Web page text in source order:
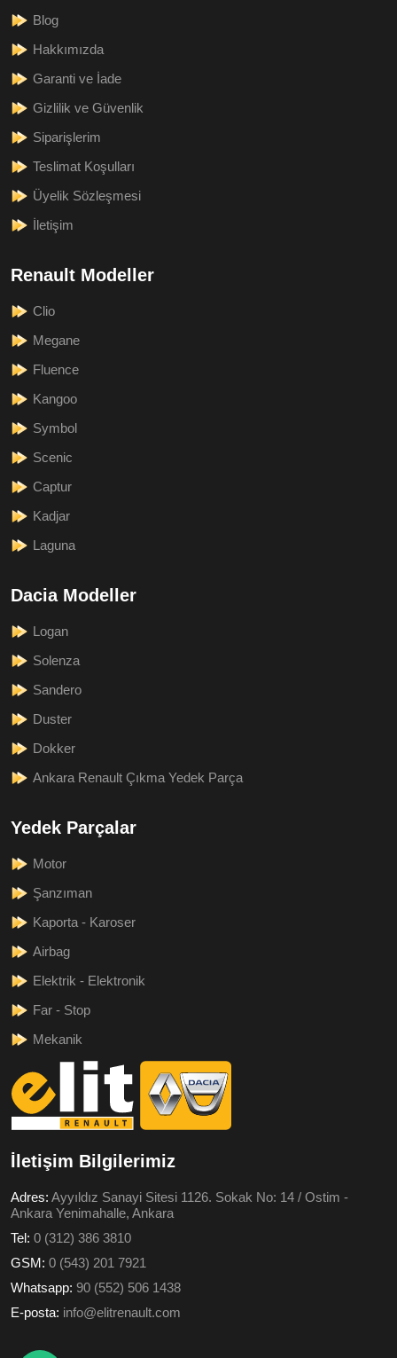
Blog
Hakkımızda
Garanti ve İade
Gizlilik ve Güvenlik
Siparişlerim
Teslimat Koşulları
Üyelik Sözleşmesi
İletişim
Renault Modeller
Clio
Megane
Fluence
Kangoo
Symbol
Scenic
Captur
Kadjar
Laguna
Dacia Modeller
Logan
Solenza
Sandero
Duster
Dokker
Ankara Renault Çıkma Yedek Parça
Yedek Parçalar
Motor
Şanzıman
Kaporta - Karoser
Airbag
Elektrik - Elektronik
Far - Stop
Mekanik
İletişim Bilgilerimiz
Adres: Ayyıldız Sanayi Sitesi 1126. Sokak No: 14 / Ostim -
Ankara Yenimahalle, Ankara
Tel: 0 (312) 386 3810
GSM: 0 (543) 201 7921
Whatsapp: 90 (552) 506 1438
E-posta: info@elitrenault.com